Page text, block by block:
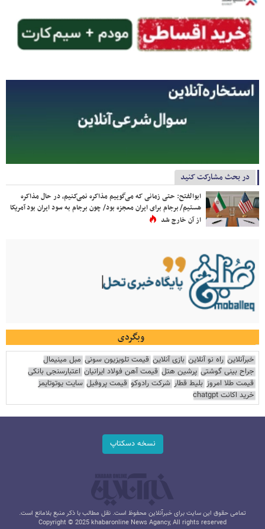
در بحث مشارکت کنید
ابوالفتح: حتی زمانی که می‌گوییم مذاکره نمی‌کنیم، در حال مذاکره
هستیم/ برجام برای ایران معجزه بود/ چون برجام به سود ایران بود آمریکا
از آن خارج شد
وبگردی
خبرآنلاین راه نو آنلاین بازی آنلاین قیمت تلویزیون سونی مبل مینیمال
جراح بینی گوشتی پرشین هتل قیمت آهن فولاد ایرانیان اعتبارسنجی بانکی
قیمت طلا امروز بلیط قطار شرکت رادوکو قیمت پروفیل سایت یوتوتایمز
خرید اکانت chatgpt
نسخه دسکتاپ
تمامی حقوق این سایت برای خبرآنلاین محفوظ است. نقل مطالب با ذکر منبع بلامانع است.
Copyright © 2025 khabaronline News Agancy, All rights reserved